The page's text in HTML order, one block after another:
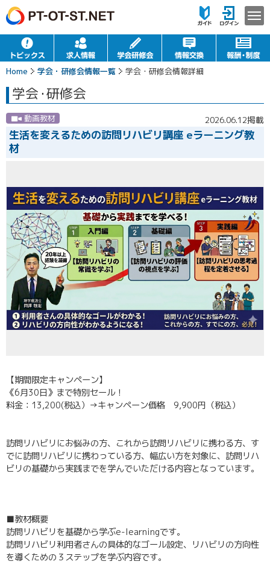
Home 学会・研修会情報一覧 学会・研修会情報詳細
学会・研修会
動画教材 2026.06.12掲載
生活を変えるための訪問リハビリ講座 eラーニング教
材
【期間限定キャンペーン】
《6月30日》まで特別セール！
料金：13,200(税込）→キャンペーン価格 9,900円（税込）
訪問リハビリにお悩みの方、これから訪問リハビリに携わる方、す
でに訪問リハビリに携わっている方、幅広い方を対象に、訪問リハ
ビリの基礎から実践までを学んでいただける内容となっています。
■教材概要
訪問リハビリを基礎から学ぶe-learningです。
訪問リハビリ利用者さんの具体的なゴール設定、リハビリの方向性
を導くための３ステップを学ぶ内容です。